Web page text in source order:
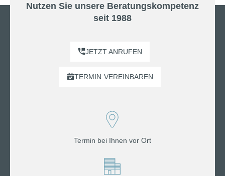
Nutzen Sie unsere Beratungskompetenz
seit 1988
JETZT ANRUFEN
TERMIN VEREINBAREN
Termin bei Ihnen vor Ort